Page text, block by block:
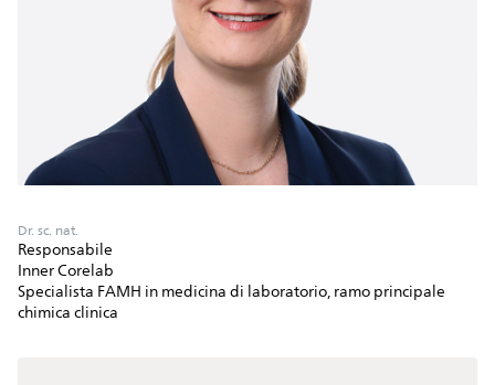
Dr. sc. nat.
Responsabile
Inner Corelab
Specialista FAMH in medicina di laboratorio, ramo principale
chimica clinica